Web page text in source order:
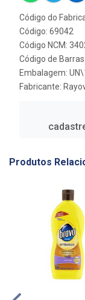
Código do
Código: 69042
Código NCM:
Código de
Embalagem:
Fabricante:
Produtos